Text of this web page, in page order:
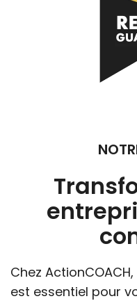
Chez
est essentiel pour